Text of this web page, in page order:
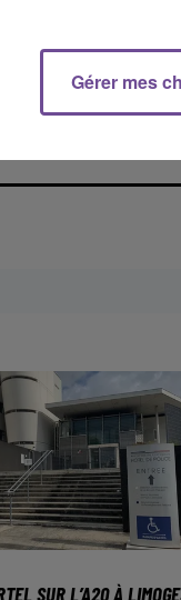
Limoges et Bellac
SUR L’A20 À
Gérer mes